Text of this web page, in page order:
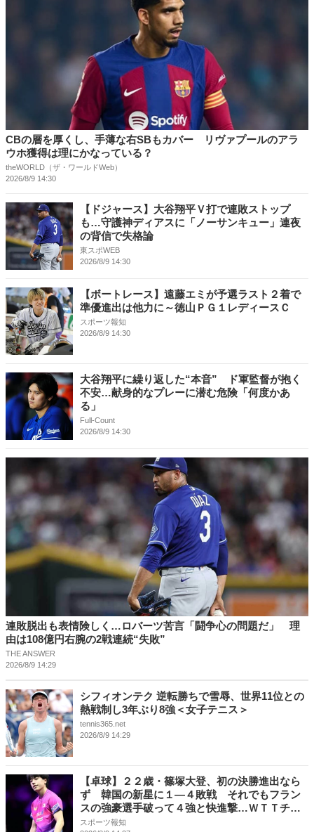
CBの層を厚くし、手薄な右SBもカバー リヴァプールのアラ
ウホ獲得は理にかなっている？
theWORLD（ザ・ワールドWeb）
2026/8/9 14:30
【ドジャース】大谷翔平Ｖ打で連敗ストップ
も…守護神ディアスに「ノーサンキュー」連夜
の背信で失格論
東スポWEB
2026/8/9 14:30
【ボートレース】遠藤エミが予選ラスト２着で
準優進出は他力に～徳山ＰＧ１レディースＣ
スポーツ報知
2026/8/9 14:30
大谷翔平に繰り返した“本音” ド軍監督が抱く
不安…献身的なプレーに潜む危険「何度かあ
る」
Full-Count
2026/8/9 14:30
連敗脱出も表情険しく…ロバーツ苦言「闘争心の問題だ」 理
由は108億円右腕の2戦連続“失敗”
THE ANSWER
2026/8/9 14:29
シフィオンテク 逆転勝ちで雪辱、世界11位との
熱戦制し3年ぶり8強＜女子テニス＞
tennis365.net
2026/8/9 14:29
【卓球】２２歳・篠塚大登、初の決勝進出なら
ず 韓国の新星に１―４敗戦 それでもフラン
スの強豪選手破って４強と快進撃…ＷＴＴチャ
ンピオンズ横浜
スポーツ報知